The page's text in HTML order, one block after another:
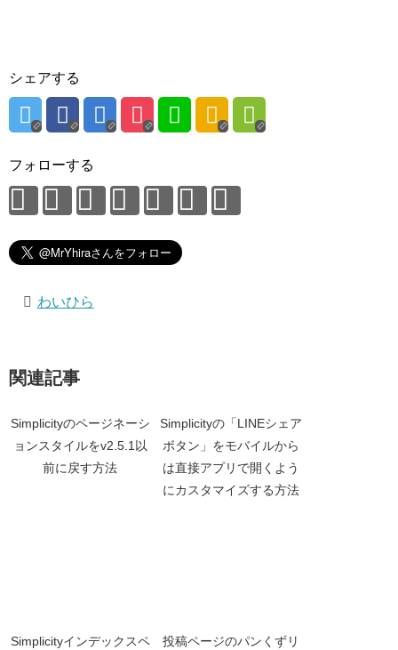
シェアする
フォローする
わいひら
関連記事
Simplicityのページネーシ
ョンスタイルをv2.5.1以
前に戻す方法
Simplicityの「LINEシェア
ボタン」をモバイルから
は直接アプリで開くよう
にカスタマイズする方法
Simplicityインデックスペ
投稿ページのパンくずリ